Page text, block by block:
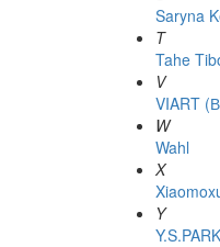
Saryna
T
Tahe
V
VIART
W
Wahl
X
Y